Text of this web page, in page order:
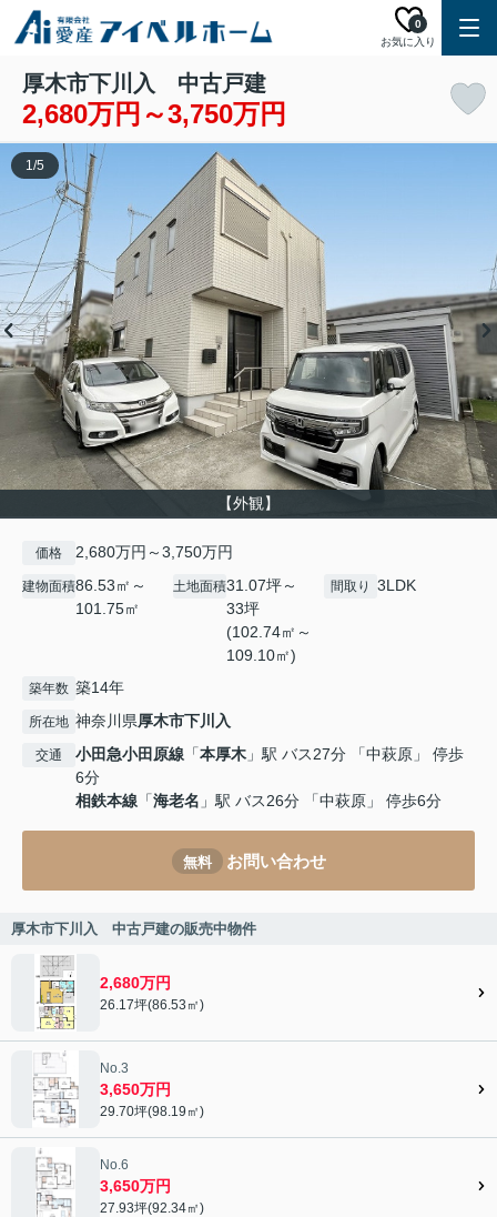
お気に入り
0
厚木市下川入 中古戸建
2,680万円～3,750万円
【外観】
1/5
価格 2,680万円～3,750万円
建物面積86.53㎡～
101.75㎡
土地面積31.07坪～
33坪
(102.74㎡～
109.10㎡)
間取り 3LDK
築年数 築14年
所在地 神奈川県厚木市下川入
交通 小田急小田原線 「本厚木 」駅 バス27分 「中萩原」 停歩
6分
相鉄本線 「海老名 」駅 バス26分 「中萩原」 停歩6分
無料 お問い合わせ
厚木市下川入 中古戸建の販売中物件
2,680万円
26.17坪(86.53㎡)
No.3
3,650万円
29.70坪(98.19㎡)
No.6
3,650万円
27.93坪(92.34㎡)